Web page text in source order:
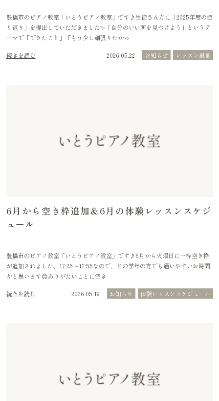
豊橋市のピアノ教室「いとうピアノ教室」です♪生徒さん方に「2025年度の振
り返り」を提出していただきました✨「自分のいい所を見つけよう」というテ
ーマで「できたこと」「もう少し頑張りたかっ
続きを読む 2026.05.22 お知らせ レッスン風景
6月から空き枠追加＆6月の体験レッスンスケジ
ュール
豊橋市のピアノ教室「いとうピアノ教室」です♪6月から火曜日に一枠空き枠
が追加されました。17:25〜17:55なので、どの学年の方でも通いやすいお時間
かと思います😌ありがたいことに空き
続きを読む 2026.05.19 お知らせ 体験レッスンスケジュール